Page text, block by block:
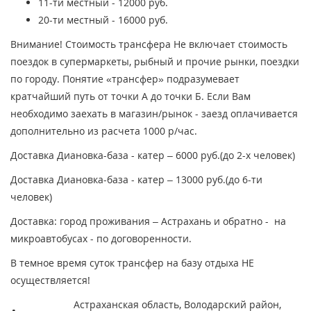
20-ти местный - 16000 руб.
Внимание! Стоимость трансфера Не включает стоимость
поездок в супермаркеты, рыбный и прочие рынки, поездки
по городу. Понятие «трансфер» подразумевает
кратчайший путь от точки А до точки Б. Если Вам
необходимо заехать в магазин/рынок - заезд оплачивается
дополнительно из расчета 1000 р/час.
Доставка Диановка-база - катер – 6000 руб.(до 2-х человек)
Доставка Диановка-база - катер – 13000 руб.(до 6-ти
человек)
Доставка: город проживания – Астрахань и обратно - на
микроавтобусах - по договоренности.
В темное время суток трансфер на базу отдыха НЕ
осуществляется!
Астраханская область, Володарский район,